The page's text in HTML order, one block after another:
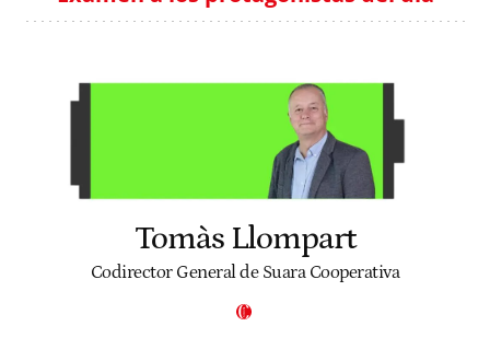
Tomàs Llompart
Codirector General de Suara Cooperativa